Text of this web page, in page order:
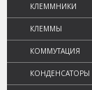
КЛЕММНИКИ
КЛЕММЫ
КОММУТАЦИЯ
КОНДЕНСАТОРЫ